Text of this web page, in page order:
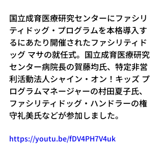
国立成育医療研究センターにファシリ
ティドッグ・プログラムを本格導入す
るにあたり開催されたファシリティド
ッグ マサの就任式。国立成育医療研究
センター病院長の賀藤均氏、特定非営
利活動法人シャイン・オン！キッズ プ
ログラムマネージャーの村田夏子氏、
ファシリティドッグ・ハンドラーの権
守礼美氏などが参加しました。
https://youtu.be/fDV4PH7V4uk